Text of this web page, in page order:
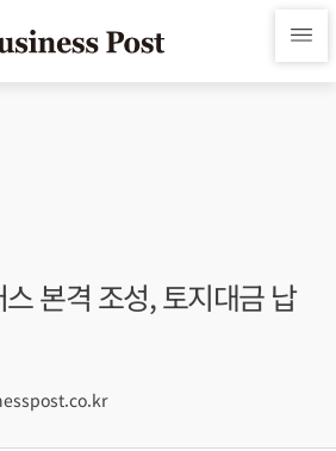
본격 조성, 토지대금 납